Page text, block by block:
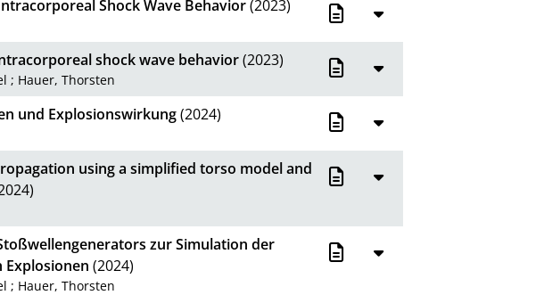
Shock Wave Behavior(2023)
shock wave behavior(2023)
; Hauer, Thorsten
und Explosionswirkung(2024)
using a simplified torso model and
zur Simulation der
(2024)
; Hauer, Thorsten